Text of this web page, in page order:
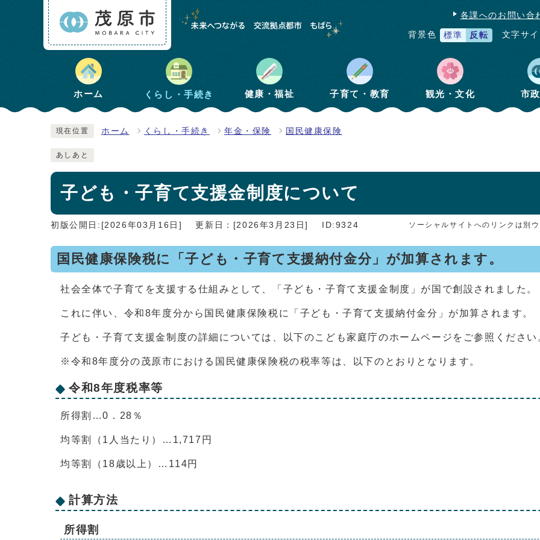
各課へのお問い合
背景色 標準 反転 文字サ
ホーム くらし・手続き 健康・福祉 子育て・教育 観光・文化 市
現在位置 ホーム くらし・手続き 年金・保険 国民健康保険
あしあと
子ども・子育て支援金制度について
初版公開日:[2026年03月16日] 更新日：[2026年3月23日] ID:9324 ソーシャルサイトへのリンクは別
国民健康保険税に「子ども・子育て支援納付金分」が加算されます。
社会全体で子育てを支援する仕組みとして、「子ども・子育て支援金制度」が国で創設されました。
これに伴い、令和8年度分から国民健康保険税に「子ども・子育て支援納付金分」が加算されます。
子ども・子育て支援金制度の詳細については、以下のこども家庭庁のホームページをご参照ください
※令和8年度分の茂原市における国民健康保険税の税率等は、以下のとおりとなります。
令和8年度税率等
所得割…0．28％
均等割（1人当たり）…1,717円
均等割（18歳以上）…114円
計算方法
所得割